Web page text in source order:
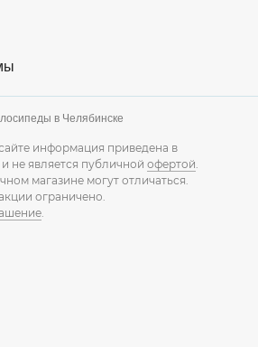
в Челябинске
информация приведена в
не является публичной офертой.
магазине могут отличаться.
ограничено.
.